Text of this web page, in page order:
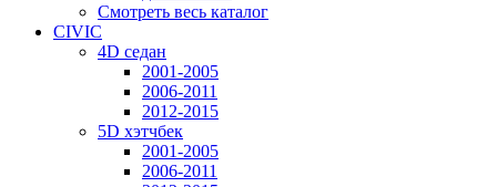
Смотреть весь каталог
CIVIC
4D седан
2001-2005
2006-2011
2012-2015
5D хэтчбек
2001-2005
2006-2011